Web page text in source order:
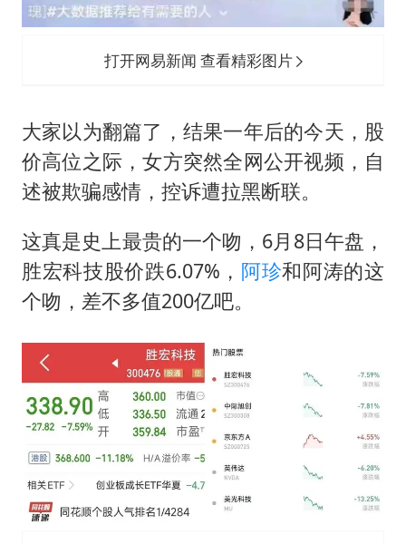
打开网易新闻 查看精彩图片
大家以为翻篇了，结果一年后的今天，股
价高位之际，女方突然全网公开视频，自
述被欺骗感情，控诉遭拉黑断联。
这真是史上最贵的一个吻，6月8日午盘，
胜宏科技股价跌6.07%， 阿珍和阿涛的这
个吻，差不多值200亿吧。